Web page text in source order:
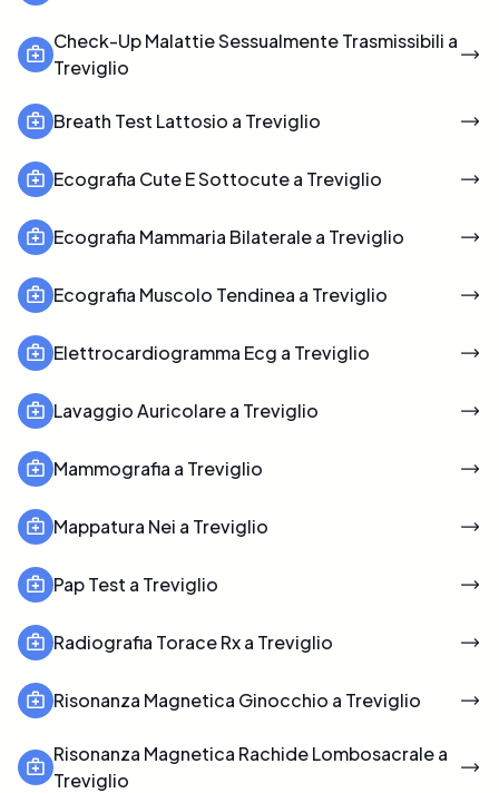
Check-Up Malattie Sessualmente Trasmissibili a
Treviglio
Breath Test Lattosio a Treviglio
Ecografia Cute E Sottocute a Treviglio
Ecografia Mammaria Bilaterale a Treviglio
Ecografia Muscolo Tendinea a Treviglio
Elettrocardiogramma Ecg a Treviglio
Lavaggio Auricolare a Treviglio
Mammografia a Treviglio
Mappatura Nei a Treviglio
Pap Test a Treviglio
Radiografia Torace Rx a Treviglio
Risonanza Magnetica Ginocchio a Treviglio
Risonanza Magnetica Rachide Lombosacrale a
Treviglio